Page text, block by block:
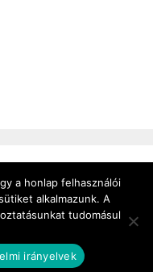
/Impresszum
GeneratePress
a honlap felhasználói
alkalmazunk. A
tudomásul
irányelvek